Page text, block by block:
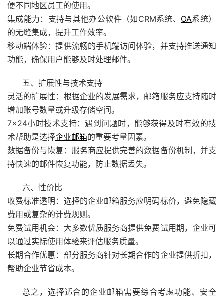
便不同地区员工的使用。
集成能力：支持与其他办公软件（如CRM系统、 OA系统）
的无缝集成，提升工作效率。
移动端体验：提供流畅的手机端访问体验，并支持推送通知
功能，确保用户能够及时处理邮件。
五、扩展性与技术支持
灵活的扩展性：根据企业的发展需求，邮箱服务应支持随时
增加账号数量或升级存储空间。
7×24小时技术支持：遇到问题时，能够获得及时有效的技
术帮助是选择企业邮箱的重要考量因素。
数据备份与恢复：服务商应提供完善的数据备份机制，并支
持快速的邮件恢复功能，防止数据丢失。
六、性价比
收费标准透明：选择的企业邮箱服务应明码标价，避免隐藏
费用或复杂的计费规则。
免费试用机会：大多数优质服务商提供免费试用期，企业可
以通过实际使用体验来评估服务质量。
长期合作优惠：部分服务商针对长期合作的企业提供折扣，
帮助企业节省成本。
总之，选择适合的企业邮箱需要综合考虑功能、安全